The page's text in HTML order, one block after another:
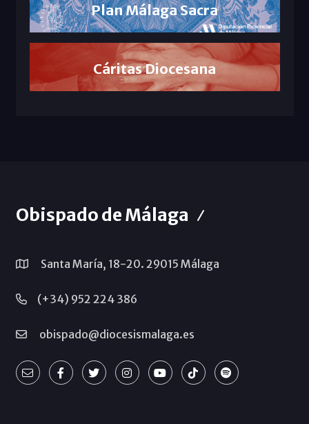
Plan Málaga Sacra
Cáritas Diocesana
Obispado de Málaga
Santa María, 18-20. 29015 Málaga
(+34) 952 224 386
obispado@diocesismalaga.es